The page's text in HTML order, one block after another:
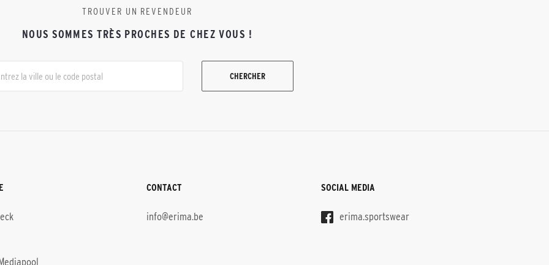
TROUVER UN REVENDEUR
NOUS SOMMES TRÈS PROCHES DE CHEZ VOUS !
CHERCHER
CONTACT
info@erima.be
SOCIAL MEDIA
erima.sportswear